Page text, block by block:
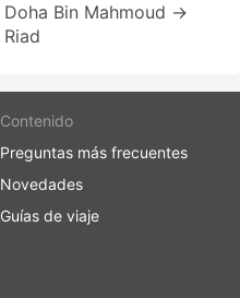
Doha Bin Mahmoud →
Riad
Contenido
Preguntas más frecuentes
Novedades
Guías de viaje